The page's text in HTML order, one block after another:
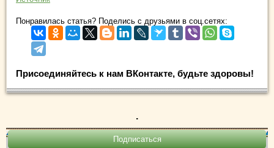
Понравилась статья? Поделись с друзьями в соц.сетях:
Присоединяйтесь к нам ВКонтакте, будьте здоровы!
.